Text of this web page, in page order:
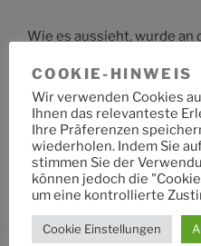
Wie es aussieht, wurde
Suche
nach:
COOKIE-HINWEIS
Wir verwenden Cookies
Ihnen das relevanteste
Ihre Präferenzen
wiederholen. Indem Sie
stimmen Sie der
können jedoch die
um eine kontrollierte
Cookie Einstellungen